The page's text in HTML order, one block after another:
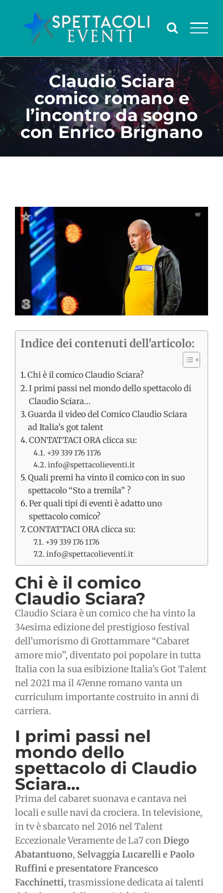
contenuto
Claudio Sciara
comico romano e
l’incontro da sogno
con Enrico Brignano
Ingrandisci
immagine
Indice dei contenuti dell'articolo:
Chi è il comico Claudio Sciara?
I primi passi nel mondo dello spettacolo di
Claudio Sciara…
Guarda il video del Comico Claudio Sciara
ad Italia’s got talent
CONTATTACI ORA clicca su:
+39 339 176 1176
info@spettacolieventi.it
Quali premi ha vinto il comico con in suo
spettacolo “Sto a tremila” ?
Per quali tipi di eventi è adatto uno
spettacolo comico?
CONTATTACI ORA clicca su:
+39 339 176 1176
info@spettacolieventi.it
Chi è il comico
Claudio Sciara?
Claudio Sciara è un comico che ha vinto la
34esima edizione del prestigioso festival
dell’umorismo di Grottammare “Cabaret
amore mio”, diventato poi popolare in tutta
Italia con la sua esibizione Italia’s Got Talent
nel 2021 ma il 47enne romano vanta un
curriculum importante costruito in anni di
carriera.
I primi passi nel
mondo dello
spettacolo di Claudio
Sciara…
Prima del cabaret suonava e cantava nei
locali e sulle navi da crociera. In televisione,
in tv è sbarcato nel 2016 nel Talent
Eccezionale Veramente de La7 conDiego
Abatantuono, Selvaggia Lucarelli e Paolo
Ruffini e presentatore Francesco
Facchinetti, trasmissione dedicata ai talenti